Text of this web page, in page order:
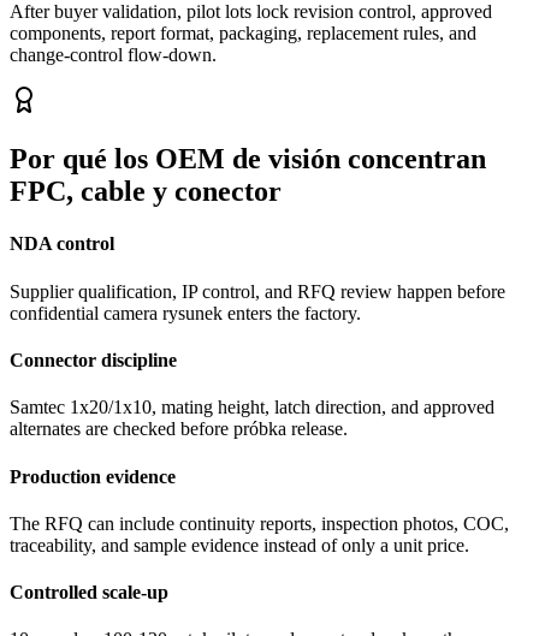
After buyer validation, pilot lots lock revision control, approved
components, report format, packaging, replacement rules, and
change-control flow-down.
Por qué los OEM de visión concentran
FPC, cable y conector
NDA control
Supplier qualification, IP control, and RFQ review happen before
confidential camera rysunek enters the factory.
Connector discipline
Samtec 1x20/1x10, mating height, latch direction, and approved
alternates are checked before próbka release.
Production evidence
The RFQ can include continuity reports, inspection photos, COC,
traceability, and sample evidence instead of only a unit price.
Controlled scale-up